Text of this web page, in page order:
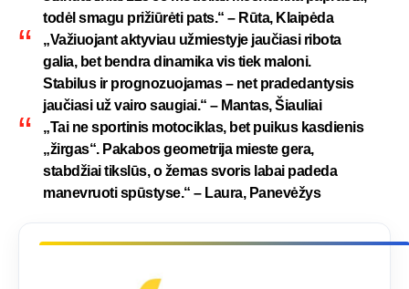
todėl smagu prižiūrėti pats.“ – Rūta, Klaipėda
„Važiuojant aktyviau užmiestyje jaučiasi ribota
galia, bet bendra dinamika vis tiek maloni.
Stabilus ir prognozuojamas – net pradedantysis
jaučiasi už vairo saugiai.“ – Mantas, Šiauliai
„Tai ne sportinis motociklas, bet puikus kasdienis
„žirgas“. Pakabos geometrija mieste gera,
stabdžiai tikslūs, o žemas svoris labai padeda
manevruoti spūstyse.“ – Laura, Panevėžys